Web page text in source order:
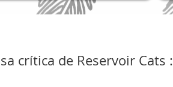
crítica de Reservoir Cats :